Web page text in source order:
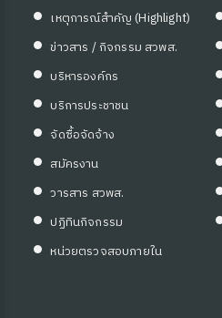
เหตุการณ์สำคัญ (Highlight)
ข่าวสาร / กิจกรรม สวพส.
บริหารองค์กร
บริการประชาชน
จัดซื้อจัดจ้าง
สมัครงาน
วารสาร สวพส.
ปฏิทินกิจกรรม
หน่วยตรวจสอบภายใน
บ้าน)